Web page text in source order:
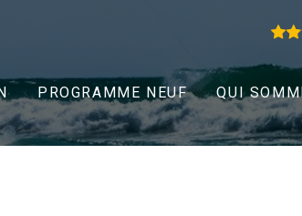
PROGRAMME NEUF QUI